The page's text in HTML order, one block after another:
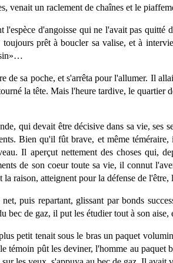
venait un raclement de chaînes et le
l'espèce d'angoisse qui ne l'avait pas
prêt à boucler sa valise, et à
de sa poche, et s'arrêta pour l'allumer. Il
la tête. Mais l'heure tardive, le
qui devait être décisive dans sa vie,
Bien qu'il fût brave, et même
Il aperçut nettement des choses qui,
de son coeur toute sa vie, il connut
la raison, atteignent pour la défense de
puis repartant, glissant par bonds
bec de gaz, il put les étudier tout à son
petit tenait sous le bras un paquet
témoin pût les deviner, l'homme au